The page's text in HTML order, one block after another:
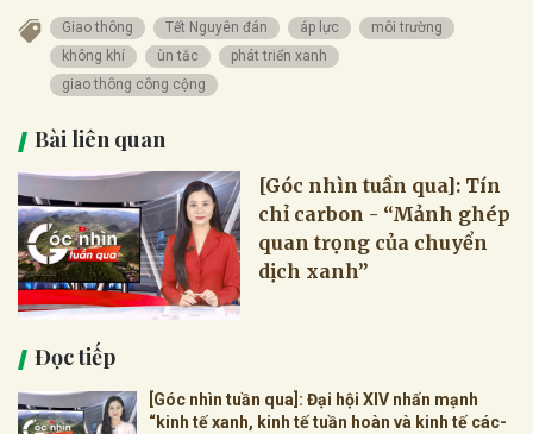
Giao thông Tết Nguyên đán áp lực
môi trường
không khí
ùn tắc
phát triển xanh
giao thông công cộng
Bài liên quan
[Góc nhìn tuần qua]: Tín
chỉ carbon - “Mảnh ghép
quan trọng của chuyển
dịch xanh”
Đọc tiếp
[Góc nhìn tuần qua]: Đại hội XIV nhấn mạnh
“kinh tế xanh, kinh tế tuần hoàn và kinh tế các-